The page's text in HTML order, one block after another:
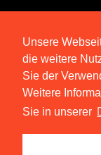
Unsere
die weitere
Sie der
Weitere
Sie in unserer
Aus hyginieschen